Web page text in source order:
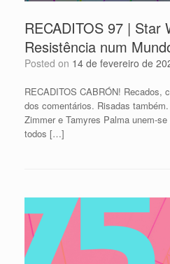
RECADITOS 97 | Star
Resistência num
Posted on 14 de fevereiro de
RECADITOS CABRÓN! Recados,
dos comentários. Risadas
Zimmer e Tamyres Palma unem-
todos […]